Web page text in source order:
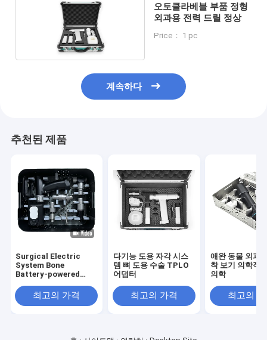
오토클라베블 부품 정형
외과용 전력 드릴 정상
Price： 1 pc
계속하다
추천된 제품
Surgical Electric
System Bone
Battery-powered
최고의 가격
다기능 도용 자각 시스
템 뼈 도용 수술 TPLO
어댑터
최고의 가격
애완 동물 외과
착 보기 의학적
의학
최고의